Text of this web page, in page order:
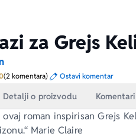
za Grejs
Prosecna ocena je 5.0 od 5
(2 komentara) Ostavi komentar
Detalji o proizvodu
ovaj roman inspirisan Grejs
.“ Marie Claire